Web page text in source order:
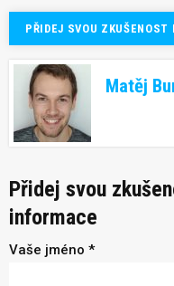
PŘIDEJ SVOU ZKUŠENOST
Matěj
Přidej svou
informace
Vaše jméno *